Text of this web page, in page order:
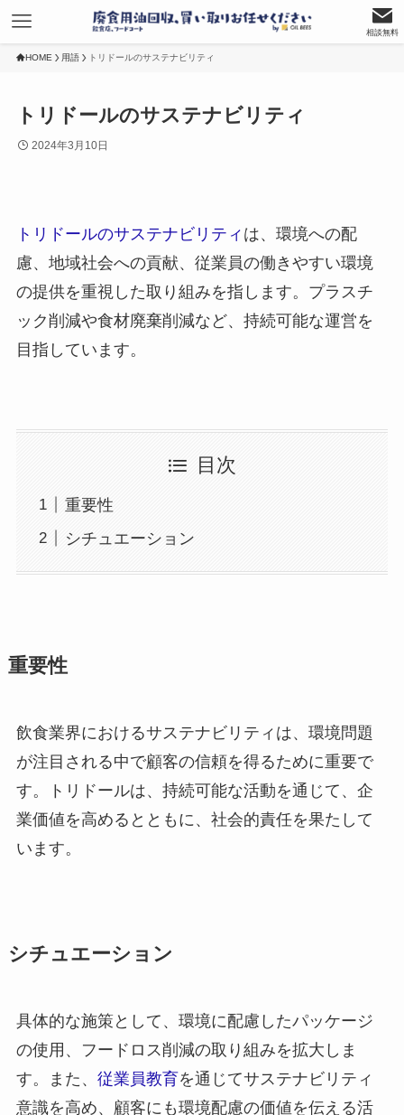
相談無料
HOME 用語 トリドールのサステナビリティ
トリドールのサステナビリティ
2024年3月10日
トリドールのサステナビリティ は、環境への配
慮、地域社会への貢献、従業員の働きやすい環境
の提供を重視した取り組みを指します。プラスチ
ック削減や食材廃棄削減など、持続可能な運営を
目指しています。
目次
重要性
シチュエーション
重要性
飲食業界におけるサステナビリティは、環境問題
が注目される中で顧客の信頼を得るために重要で
す。トリドールは、持続可能な活動を通じて、企
業価値を高めるとともに、社会的責任を果たして
います。
シチュエーション
具体的な施策として、環境に配慮したパッケージ
の使用、フードロス削減の取り組みを拡大しま
す。また、 従業員教育を通じてサステナビリティ
意識を高め、顧客にも環境配慮の価値を伝える活